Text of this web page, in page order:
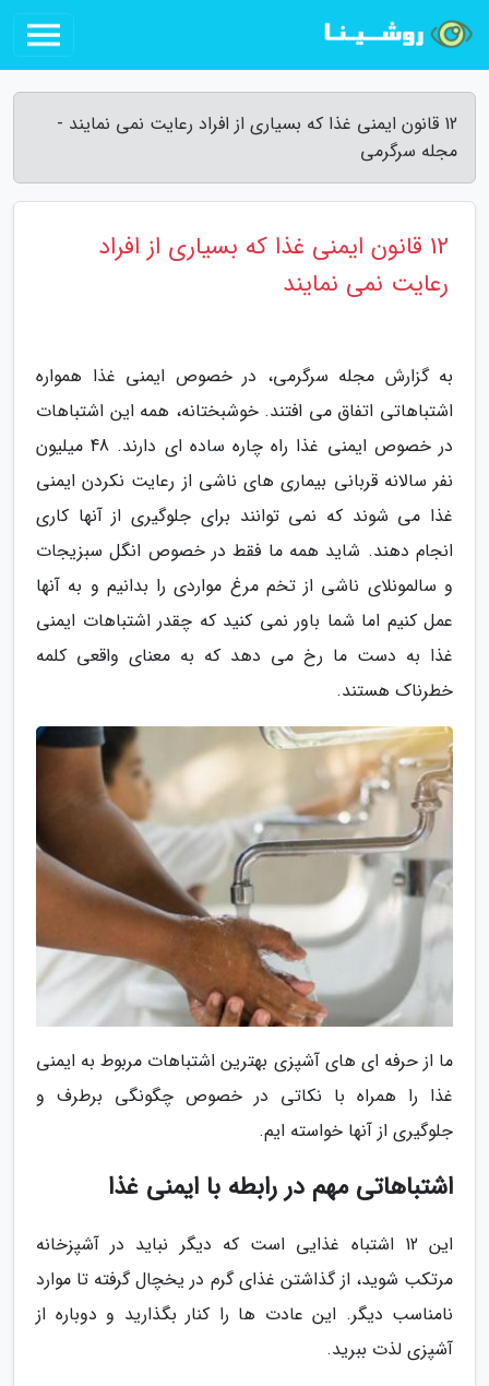
12 قانون ایمنی غذا که بسیاری از افراد رعایت نمی نمایند -
مجله سرگرمی
12 قانون ایمنی غذا که بسیاری از افراد
رعایت نمی نمایند
به گزارش مجله سرگرمی، در خصوص ایمنی غذا همواره
اشتباهاتی اتفاق می افتند. خوشبختانه، همه این اشتباهات
در خصوص ایمنی غذا راه چاره ساده ای دارند. 48 میلیون
نفر سالانه قربانی بیماری های ناشی از رعایت نکردن ایمنی
غذا می شوند که نمی توانند برای جلوگیری از آنها کاری
انجام دهند. شاید همه ما فقط در خصوص انگل سبزیجات
و سالمونلای ناشی از تخم مرغ مواردی را بدانیم و به آنها
عمل کنیم اما شما باور نمی کنید که چقدر اشتباهات ایمنی
غذا به دست ما رخ می دهد که به معنای واقعی کلمه
خطرناک هستند.
ما از حرفه ای های آشپزی بهترین اشتباهات مربوط به ایمنی
غذا را همراه با نکاتی در خصوص چگونگی برطرف و
جلوگیری از آنها خواسته ایم.
اشتباهاتی مهم در رابطه با ایمنی غذا
این 12 اشتباه غذایی است که دیگر نباید در آشپزخانه
مرتکب شوید، از گذاشتن غذای گرم در یخچال گرفته تا موارد
نامناسب دیگر. این عادت ها را کنار بگذارید و دوباره از
آشپزی لذت ببرید.